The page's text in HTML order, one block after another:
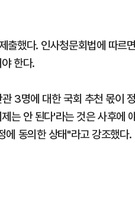
했다. 인사청문회법에 따르
한다.
3명에 대한 국회 추천 몫이
는 안 된다'라는 것은 사후에
에 동의한 상태"라고 강조했다.